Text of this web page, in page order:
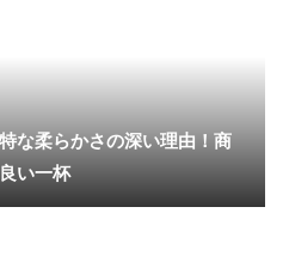
な柔らかさの深い理由！商
い一杯